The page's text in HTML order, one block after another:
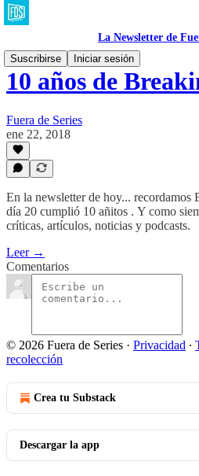
La Newsletter de
Suscribirse
Iniciar sesión
10 años de
Fuera de Series
ene 22, 2018
En la newsletter de hoy... recordamos
día 20 cumplió 10 añitos . Y como
críticas, artículos, noticias y podcasts.
Leer →
Comentarios
© 2026 Fuera de Series · Privacidad ∙
recolección
Crea tu Substack
Descargar la app